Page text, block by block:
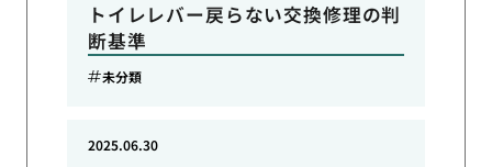
トイレレバー戻らない交換修理の判
断基準
未分類
2025.06.30